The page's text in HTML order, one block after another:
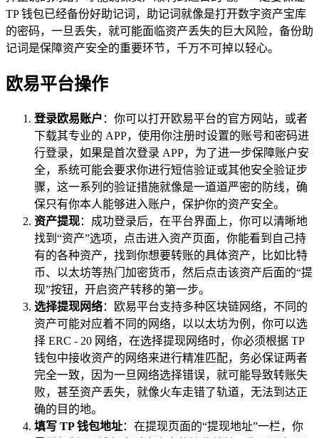
TP 钱包已经备份好助记词，助记词就像是打开数字资产宝库
的密码，一旦丢失，就可能面临资产丢失的巨大风险，备份助
记词是保障资产安全的重要环节，千万不可掉以轻心。
欧易平台操作
登录欧易账户 ：你可以打开欧易平台的官方网站，或者
下载其专业的 APP，使用你注册时设置的账号和密码进
行登录，如果是首次登录 APP，为了进一步保障账户安
全，系统可能会要求你进行短信验证或其他安全验证步
骤，这一系列的验证措施就像是一道道严密的防线，确
保只有你本人能够进入账户，保护你的资产安全。
资产提现：成功登录后，在平台界面上，你可以清晰地
找到“资产”选项，点击进入资产页面，你能看到自己持
有的各种资产，找到你想要转账的具体资产，比如比特
币、以太坊等热门加密货币，然后点击该资产后面的“提
现”按钮，开启资产转移的第一步。
选择提现网络：欧易平台支持多种区块链网络，不同的
资产可能对应着不同的网络，以以太坊为例，你可以选
择 ERC - 20 网络，在选择提现网络时，你必须根据 TP
钱包中接收资产的网络来进行精准匹配，务必保证两者
完全一致，因为一旦网络选择错误，就可能导致转账失
败，甚至资产丢失，就像火车走错了轨道，无法到达正
确的目的地。
填写 TP 钱包地址：在提现页面的“提现地址”一栏，你